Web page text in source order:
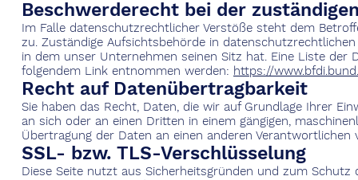
Beschwerderecht bei der
Im Falle datenschutzrechtlicher Verstöße steht dem
zu. Zuständige Aufsichtsbehörde in
in dem unser Unternehmen seinen Sitz hat. Eine Liste
folgendem Link entnommen werden: https://
Recht auf Datenübertragbarkeit
Sie haben das Recht, Daten, die wir auf Grundlage Ihrer
an sich oder an einen Dritten in einem gängigen,
Übertragung der Daten an einen anderen
SSL- bzw. TLS-Verschlüsselung
Diese Seite nutzt aus Sicherheitsgründen und zum